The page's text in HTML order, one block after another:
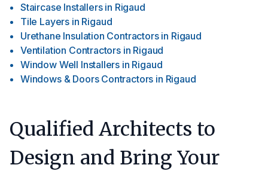
Staircase Installers in Rigaud
Tile Layers in Rigaud
Urethane Insulation Contractors in Rigaud
Ventilation Contractors in Rigaud
Window Well Installers in Rigaud
Windows & Doors Contractors in Rigaud
Qualified Architects to
Design and Bring Your